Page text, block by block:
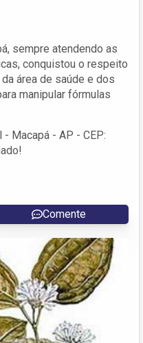
sempre atendendo as
conquistou o respeito
área de saúde e dos
manipular fórmulas
- Macapá - AP - CEP:
Comente